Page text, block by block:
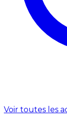
Voir toutes les